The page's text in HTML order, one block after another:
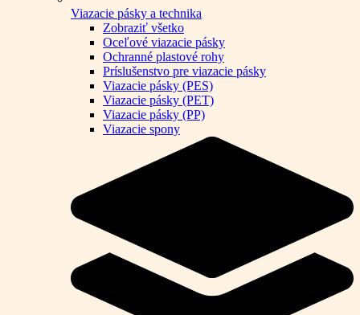
Viazacie pásky a technika
Zobraziť všetko
Oceľové viazacie pásky
Ochranné plastové rohy
Príslušenstvo pre viazacie pásky
Viazacie pásky (PES)
Viazacie pásky (PET)
Viazacie pásky (PP)
Viazacie spony